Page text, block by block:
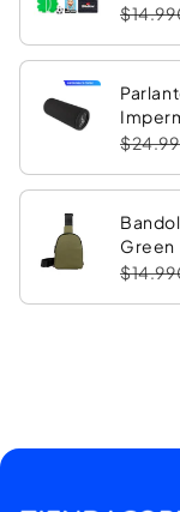
Luz
Green